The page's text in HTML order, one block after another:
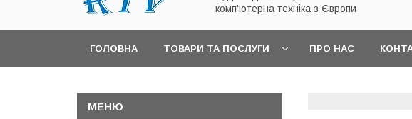
комп'ютерна техніка з Європи
ГОЛОВНА ТОВАРИ ТА ПОСЛУГИ ПРО НАС